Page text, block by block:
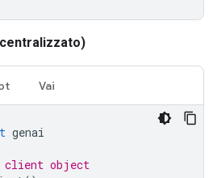
Vai
genai
client object